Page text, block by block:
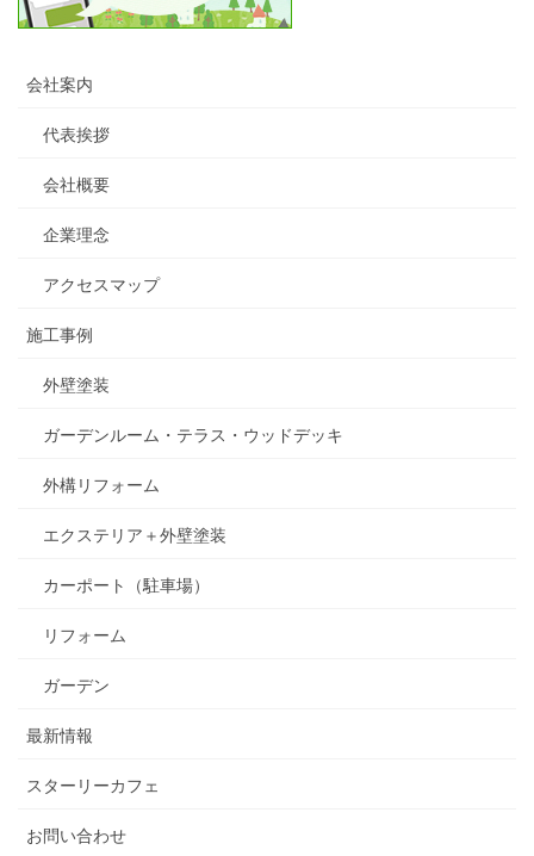
会社案内
代表挨拶
会社概要
企業理念
アクセスマップ
施工事例
外壁塗装
ガーデンルーム・テラス・ウッドデッキ
外構リフォーム
エクステリア＋外壁塗装
カーポート（駐車場）
リフォーム
ガーデン
最新情報
スターリーカフェ
お問い合わせ